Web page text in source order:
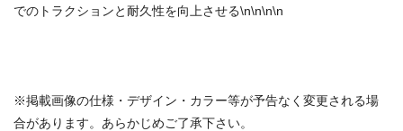
でのトラクションと耐久性を向上させる\n\n\n\n
※掲載画像の仕様・デザイン・カラー等が予告なく変更される場
合があります。あらかじめご了承下さい。